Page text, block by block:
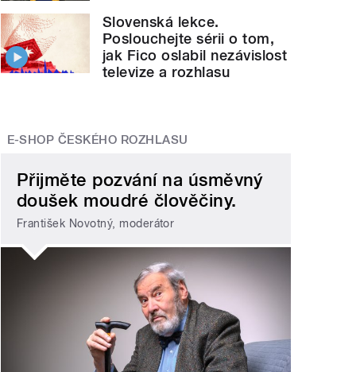
Slovenská lekce.
Poslouchejte sérii o tom,
jak Fico oslabil nezávislost
televize a rozhlasu
E-SHOP ČESKÉHO ROZHLASU
Přijměte pozvání na úsměvný
doušek moudré člověčiny.
František Novotný, moderátor